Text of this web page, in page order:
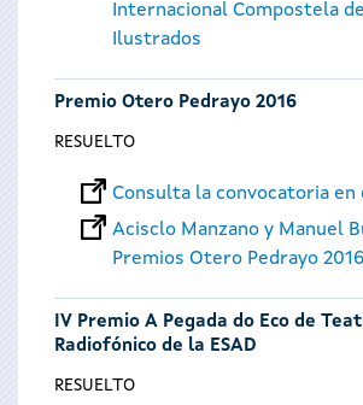
Internacional Compostela
Ilustrados
Premio Otero Pedrayo 2016
RESUELTO
Consulta la convocatoria en
Acisclo Manzano y Manuel
Premios Otero Pedrayo 2016
IV Premio A Pegada do Eco de
Radiofónico de la ESAD
RESUELTO